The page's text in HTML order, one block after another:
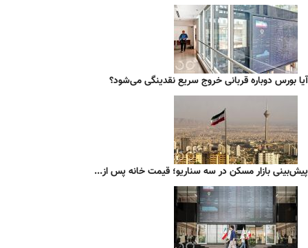
آیا بورس دوباره قربانی خروج سریع نقدینگی می‌شود؟
پیش‌بینی بازار مسکن در سه سناریو؛ قیمت خانه پس از...